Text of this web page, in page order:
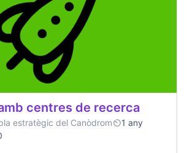
centres de recerca
estratègic del Canòdrom
1 any